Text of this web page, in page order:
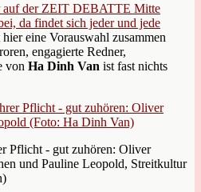
auf der ZEIT DEBATTE Mitte
da findet sich jeder und jede
eine Vorauswahl zusammen
engagierte Redner,
von Ha Dinh Van ist fast nichts
Pflicht - gut zuhören: Oliver
und Pauline Leopold, Streitkultur